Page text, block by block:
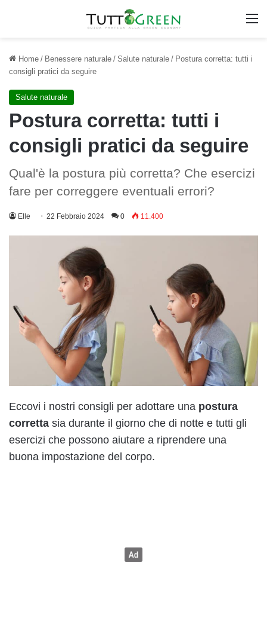
Home / Benessere naturale / Salute naturale / Postura corretta: tutti i
consigli pratici da seguire
Salute naturale
Postura corretta: tutti i
consigli pratici da seguire
Qual'è la postura più corretta? Che esercizi
fare per correggere eventuali errori?
Elle 22 Febbraio 2024 0 11.400
Eccovi i nostri consigli per adottare una postura
corretta sia durante il giorno che di notte e tutti gli
esercizi che possono aiutare a riprendere una
buona impostazione del corpo.